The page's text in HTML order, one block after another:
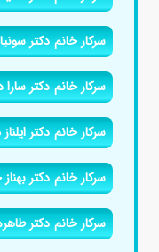
سرکار خانم دکتر
سرکار خانم دکتر
سرکار خانم دکتر
سرکار خانم دکتر
سرکار خانم دکتر